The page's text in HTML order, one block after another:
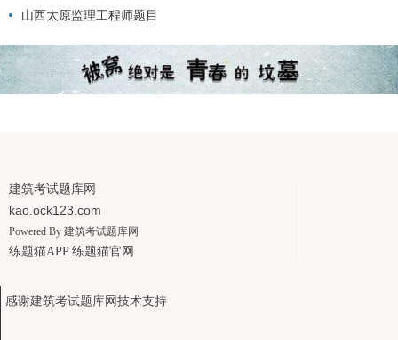
山西太原监理工程师题目
建筑考试题库网
kao.ock123.com
Powered By 建筑考试题库网
练题猫APP 练题猫官网
感谢建筑考试题库网技术支持